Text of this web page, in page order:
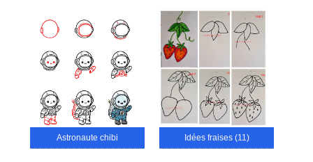
Astronaute chibi Idées fraises (11)